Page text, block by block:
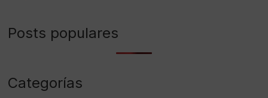
Posts populares
Categorías